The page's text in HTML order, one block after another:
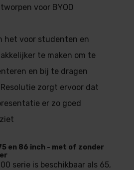
voor BYOD
het voor studenten en
te maken om te
en bij te dragen
zorgt ervoor dat
er zo goed
en 86 inch - met of zonder
serie is beschikbaar als 65,